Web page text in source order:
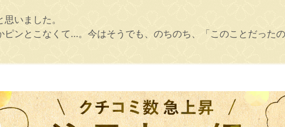
いました。
ンとこなくて…。今はそうでも、のちのち、「このことだった